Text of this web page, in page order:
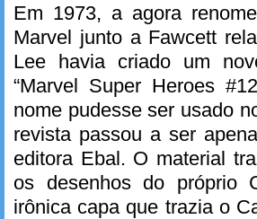
Em 1973, a agora
Marvel junto a Fawcett
Lee havia criado um
“Marvel Super Heroes
nome pudesse ser usado
revista passou a ser
editora Ebal. O material
os desenhos do próprio
irônica capa que trazia o